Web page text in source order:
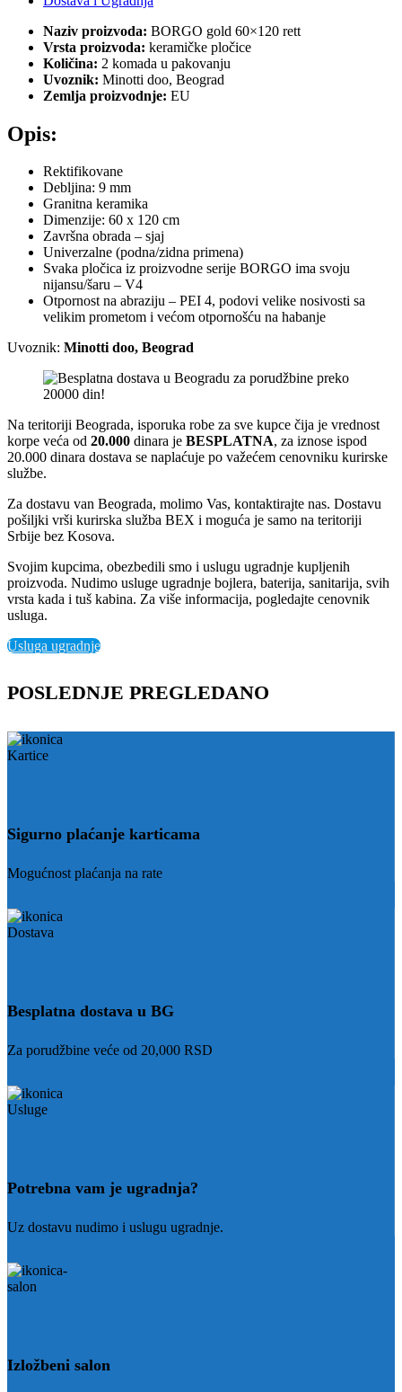
Naziv proizvoda: BORGO gold 60×120 rett
Vrsta proizvoda: keramičke pločice
Količina: 2 komada u pakovanju
Uvoznik: Minotti doo, Beograd
Zemlja proizvodnje: EU
Opis:
Rektifikovane
Debljina: 9 mm
Granitna keramika
Dimenzije: 60 x 120 cm
Završna obrada – sjaj
Univerzalne (podna/zidna primena)
Svaka pločica iz proizvodne serije BORGO ima svoju
nijansu/šaru – V4
Otpornost na abraziju – PEI 4, podovi velike nosivosti sa
velikim prometom i većom otpornošću na habanje
Uvoznik: Minotti doo, Beograd
Na teritoriji Beograda, isporuka robe za sve kupce čija je vrednost
korpe veća od 20.000 dinara je BESPLATNA, za iznose ispod
20.000 dinara dostava se naplaćuje po važećem cenovniku kurirske
službe.
Za dostavu van Beograda, molimo Vas, kontaktirajte nas. Dostavu
pošiljki vrši kurirska služba BEX i moguća je samo na teritoriji
Srbije bez Kosova.
Svojim kupcima, obezbedili smo i uslugu ugradnje kupljenih
proizvoda. Nudimo usluge ugradnje bojlera, baterija, sanitarija, svih
vrsta kada i tuš kabina. Za više informacija, pogledajte cenovnik
usluga.
Usluga ugradnje
POSLEDNJE PREGLEDANO
Sigurno plaćanje karticama
Mogućnost plaćanja na rate
Besplatna dostava u BG
Za porudžbine veće od 20,000 RSD
Potrebna vam je ugradnja?
Uz dostavu nudimo i uslugu ugradnje.
Izložbeni salon